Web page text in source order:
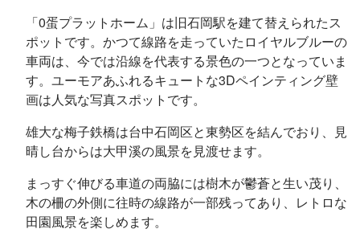
「0蛋プラットホーム」は旧石岡駅を建て替えられたス
ポットです。かつて線路を走っていたロイヤルブルーの
車両は、今では沿線を代表する景色の一つとなっていま
す。ユーモアあふれるキュートな3Dペインティング壁
画は人気な写真スポットです。
雄大な梅子鉄橋は台中石岡区と東勢区を結んでおり、見
晴し台からは大甲溪の風景を見渡せます。
まっすぐ伸びる車道の両脇には樹木が鬱蒼と生い茂り、
木の柵の外側に往時の線路が一部残ってあり、レトロな
田園風景を楽しめます。